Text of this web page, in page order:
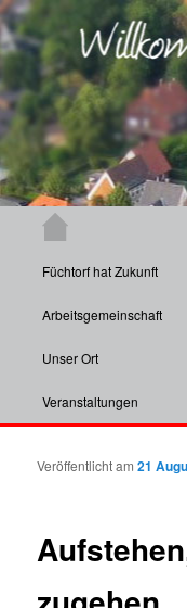
Zum Inhalt wechseln
Füchtorf
Aktuelle Informationen
dessen Vereinen.
Hauptmenü
Füchtorf hat Zukunft
Arbeitsgemeinschaft
Unser Ort
Veranstaltungen
Veröffentlicht am21